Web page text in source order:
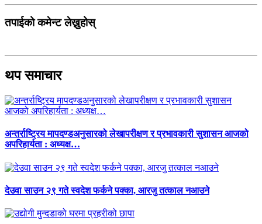
तपाईको कमेन्ट लेख्नुहोस्
थप समाचार
अन्तर्राष्ट्रिय मापदण्डअनुसारको लेखापरीक्षण र प्रभावकारी सुशासन आजको
अपरिहार्यता : अध्यक्ष…
देउवा साउन २९ गते स्वदेश फर्कने पक्का, आरजु तत्काल नआउने